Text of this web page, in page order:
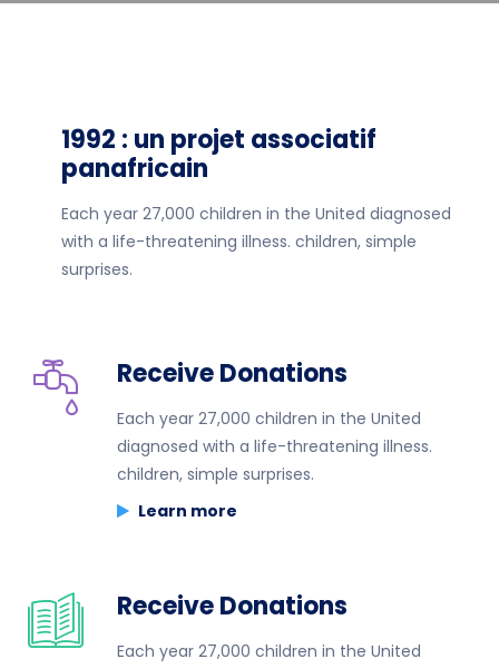
1992 : un projet associatif
panafricain
Each year 27,000 children in the United diagnosed
with a life-threatening illness. children, simple
surprises.
Receive Donations
Each year 27,000 children in the United
diagnosed with a life-threatening illness.
children, simple surprises.
Learn more
Receive Donations
Each year 27,000 children in the United